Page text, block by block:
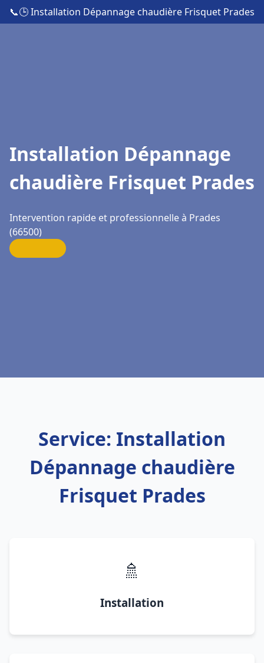
📞🕒 Installation Dépannage chaudière Frisquet Prades
Installation Dépannage
chaudière Frisquet Prades
Intervention rapide et professionnelle à Prades
(66500)
Service: Installation
Dépannage chaudière
Frisquet Prades
🚿
Installation